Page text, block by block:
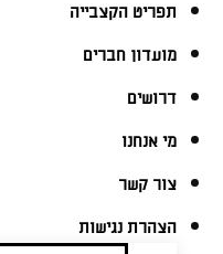
תפריט הקצבייה
מועדון חברים
דרושים
מי אנחנו
צור קשר
הצהרת נגישות